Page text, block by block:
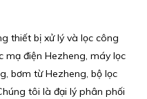
thiết bị xử lý và lọc công
mạ điện Hezheng, máy lọc
bơm từ Hezheng, bộ lọc
tôi là đại lý phân phối